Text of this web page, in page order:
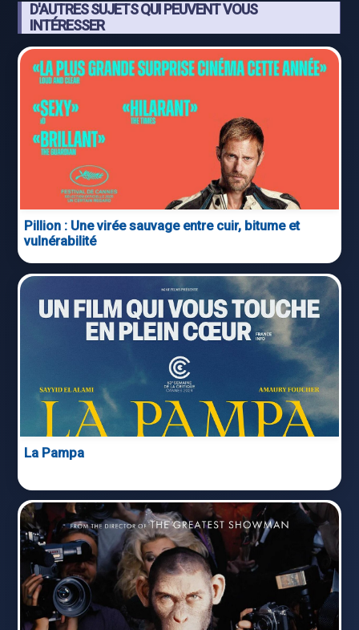
D'AUTRES SUJETS QUI PEUVENT VOUS
INTÉRESSER
Pillion : Une virée sauvage entre cuir, bitume et
vulnérabilité
La Pampa